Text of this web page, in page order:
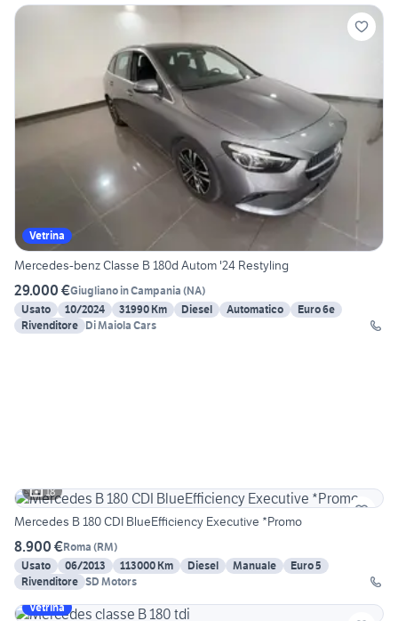
Vetrina
Mercedes-benz Classe B 180d Autom '24 Restyling
29.000 €Giugliano in Campania (NA)
Usato
10/2024 31990 Km Diesel Automatico
Euro 6e
Rivenditore Di Maiola Cars
18
Mercedes B 180 CDI BlueEfficiency Executive *Promo
8.900 €Roma (RM)
Usato
06/2013 113000 Km Diesel Manuale
Euro 5
Rivenditore SD Motors
Vetrina